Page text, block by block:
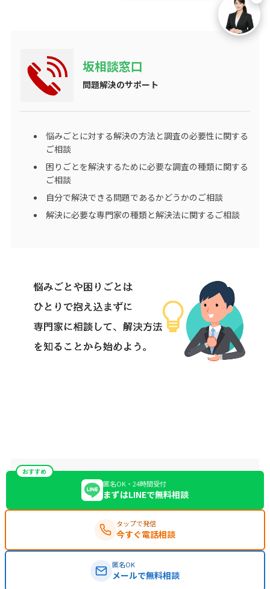
坂相談窓口
問題解決のサポート
悩みごとに対する解決の方法と調査の必要性に関する
ご相談
困りごとを解決するために必要な調査の種類に関する
ご相談
自分で解決できる問題であるかどうかのご相談
解決に必要な専門家の種類と解決法に関するご相談
おすすめ
匿名OK・24時間受付
まずはLINEで無料相談
タップで発信
今すぐ電話相談
匿名OK
メールで無料相談